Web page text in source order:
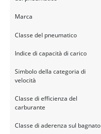
Marca
Classe del pneumatico
Indice di capacità di carico
Simbolo della categoria di
velocità
Classe di efficienza del
carburante
Classe di aderenza sul bagnato